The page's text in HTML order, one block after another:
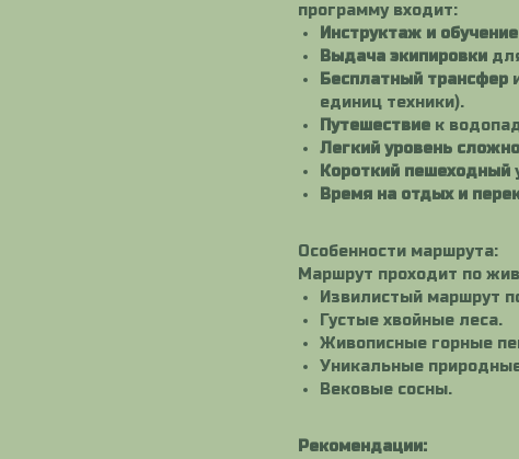
программу входит:
Инструктаж и обучение
Выдача экипировки
Бесплатный трансфер
единиц техники).
Путешествие к
Легкий уровень
Короткий пешеходный
Время на отдых и
Особенности маршрута:
Маршрут проходит по
Извилистый маршрут
Густые хвойные леса.
Живописные горные
Уникальные
Вековые сосны.
Рекомендации: